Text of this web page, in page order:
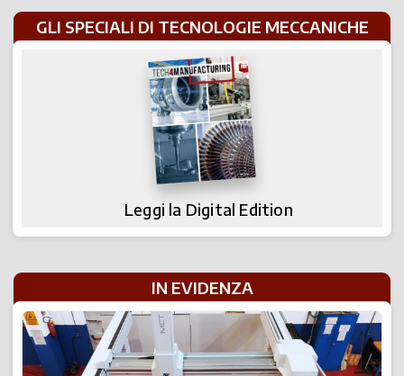
GLI SPECIALI DI TECNOLOGIE MECCANICHE
Leggi la Digital Edition
IN EVIDENZA